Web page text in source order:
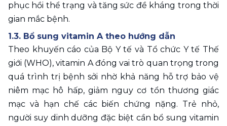
phục hồi thể trạng và tăng sức đề kháng trong thời
gian mắc bệnh.
1.3. Bổ sung vitamin A theo hướng dẫn
Theo khuyến cáo của Bộ Y tế và Tổ chức Y tế Thế
giới (WHO), vitamin A đóng vai trò quan trọng trong
quá trình trị bệnh sởi nhờ khả năng hỗ trợ bảo vệ
niêm mạc hô hấp, giảm nguy cơ tổn thương giác
mạc và hạn chế các biến chứng nặng. Trẻ nhỏ,
người suy dinh dưỡng đặc biệt cần bổ sung vitamin